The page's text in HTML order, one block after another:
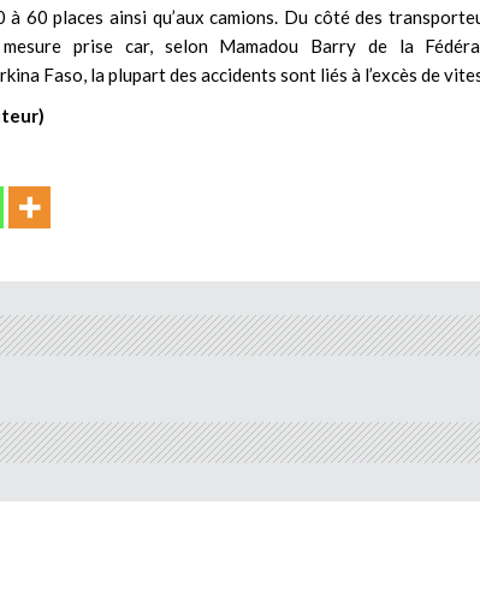
60 places ainsi qu’aux camions. Du côté des
prise car, selon Mamadou Barry de la
Faso, la plupart des accidents sont liés à l’excès de